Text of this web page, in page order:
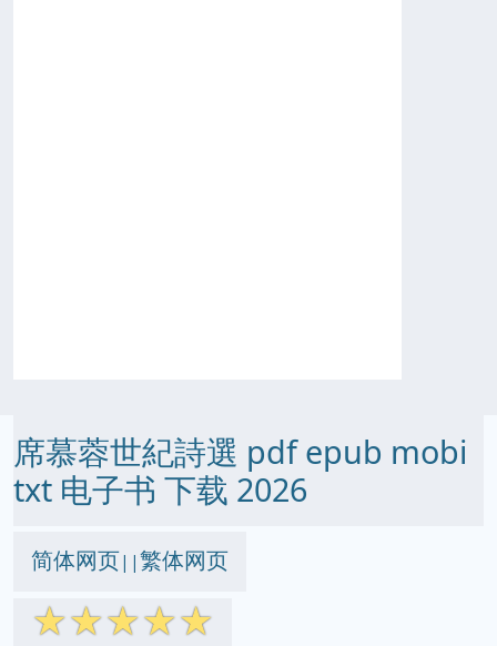
席慕蓉世紀詩選 pdf epub mobi
txt 电子书 下载 2026
简体网页||繁体网页
☆☆☆☆☆